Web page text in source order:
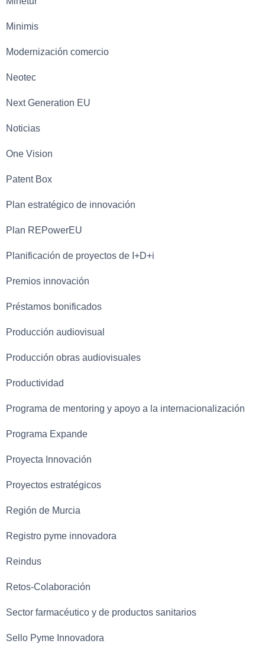
Minimis
Modernización comercio
Neotec
Next Generation EU
Noticias
One Vision
Patent Box
Plan estratégico de innovación
Plan REPowerEU
Planificación de proyectos de I+D+i
Premios innovación
Préstamos bonificados
Producción audiovisual
Producción obras audiovisuales
Productividad
Programa de mentoring y apoyo a la internacionalización
Programa Expande
Proyecta Innovación
Proyectos estratégicos
Región de Murcia
Registro pyme innovadora
Reindus
Retos-Colaboración
Sector farmacéutico y de productos sanitarios
Sello Pyme Innovadora